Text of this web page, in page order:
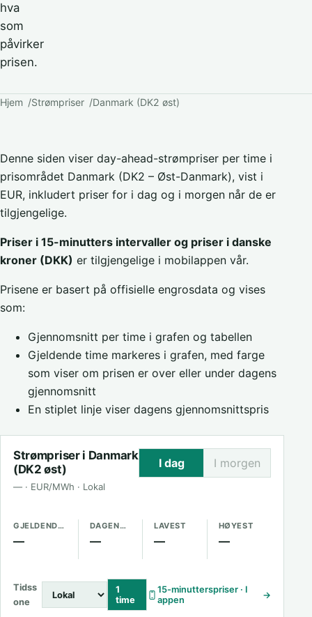
hva
som
påvirker
prisen.
Hjem Strømpriser Danmark (DK2 øst)
Denne siden viser day-ahead-strømpriser per time i
prisområdet Danmark (DK2 – Øst-Danmark), vist i
EUR, inkludert priser for i dag og i morgen når de er
tilgjengelige.
Priser i 15-minutters intervaller og priser i danske
kroner (DKK) er tilgjengelige i mobilappen vår.
Prisene er basert på offisielle engrosdata og vises
som:
Gjennomsnitt per time i grafen og tabellen
Gjeldende time markeres i grafen, med farge
som viser om prisen er over eller under dagens
gjennomsnitt
En stiplet linje viser dagens gjennomsnittspris
Strømpriser i Danmark
(DK2 øst)
— · EUR/MWh · Lokal
I dag I morgen
GJELDENDE PRIS
—
DAGENS GJENNOMSNITT
—
LAVEST
—
HØYEST
—
Tidss
one
1
time
15-minutterspriser · I
appen
→